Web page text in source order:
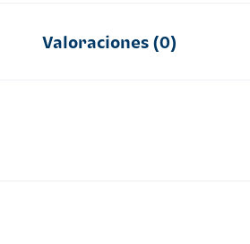
Valoraciones (0)